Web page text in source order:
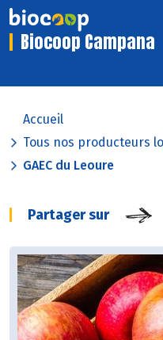
Biocoop Campana
Accueil
Tous nos producteurs
GAEC du Leoure
Partager sur